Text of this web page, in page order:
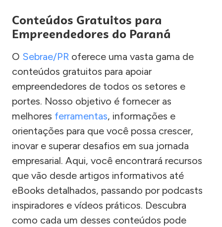
Conteúdos Gratuitos para
Empreendedores do Paraná
O Sebrae/PR oferece uma vasta gama de
conteúdos gratuitos para apoiar
empreendedores de todos os setores e
portes. Nosso objetivo é fornecer as
melhores ferramentas, informações e
orientações para que você possa crescer,
inovar e superar desafios em sua jornada
empresarial. Aqui, você encontrará recursos
que vão desde artigos informativos até
eBooks detalhados, passando por podcasts
inspiradores e vídeos práticos. Descubra
como cada um desses conteúdos pode